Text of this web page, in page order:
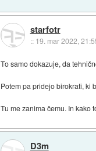
starfotr
:: 19. mar 2022,
To samo dokazuje, da
Potem pa pridejo birokrati, ki
Tu me zanima čemu. In kako
D3m